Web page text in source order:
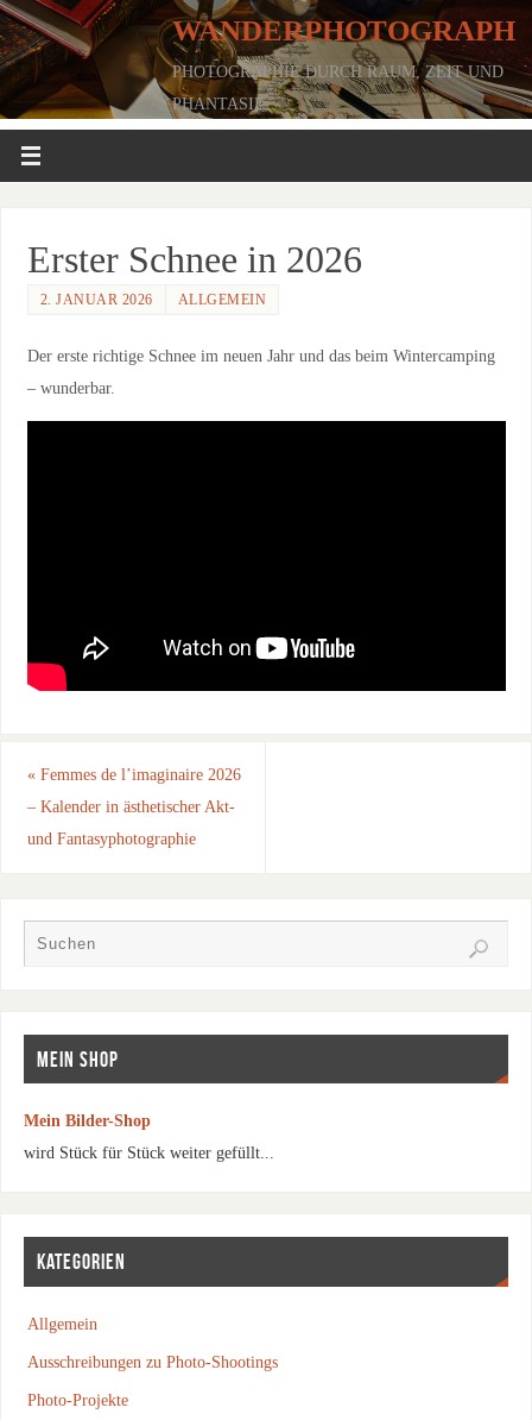
WANDERPHOTOGRAPH
PHOTOGRAPHIE DURCH RAUM, ZEIT UND
PHANTASIE
Erster Schnee in 2026
2. JANUAR 2026 ALLGEMEIN
Der erste richtige Schnee im neuen Jahr und das beim Wintercamping
– wunderbar.
«Femmes de l’imaginaire 2026
– Kalender in ästhetischer Akt-
und Fantasyphotographie
MEIN SHOP
Mein Bilder-Shop
wird Stück für Stück weiter gefüllt...
KATEGORIEN
Allgemein
Ausschreibungen zu Photo-Shootings
Photo-Projekte